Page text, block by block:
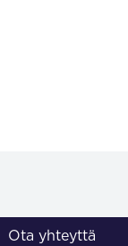
Ota yhteyttä